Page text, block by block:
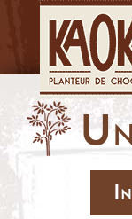
U